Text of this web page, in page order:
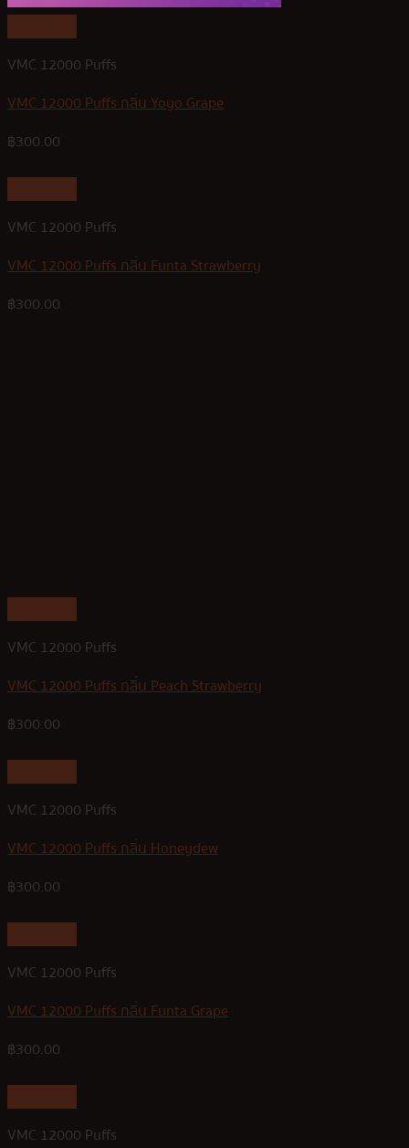
VMC 12000 Puffs
VMC 12000 Puffs กลิ่น Yoyo Grape
฿300.00
VMC 12000 Puffs
VMC 12000 Puffs กลิ่น Funta Strawberry
฿300.00
VMC 12000 Puffs
VMC 12000 Puffs กลิ่น Peach Strawberry
฿300.00
VMC 12000 Puffs
VMC 12000 Puffs กลิ่น Honeydew
฿300.00
VMC 12000 Puffs
VMC 12000 Puffs กลิ่น Funta Grape
฿300.00
VMC 12000 Puffs